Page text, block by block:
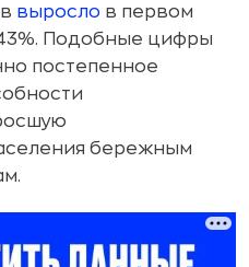
выросло в первом
Подобные цифры
постепенное
бережным